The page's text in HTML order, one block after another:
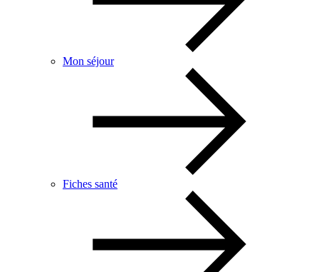
Mon séjour
Fiches santé